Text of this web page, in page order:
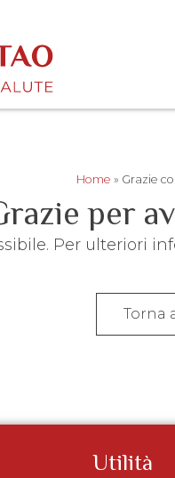
Home » Grazie
per
Per ulteriori
Torna
Utilità